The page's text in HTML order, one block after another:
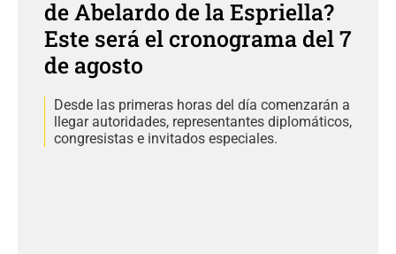
de Abelardo de la Espriella?
Este será el cronograma del 7
de agosto
Desde las primeras horas del día comenzarán a
llegar autoridades, representantes diplomáticos,
congresistas e invitados especiales.